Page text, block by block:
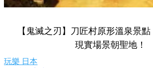
【鬼滅之刃】刀匠村原形溫泉景
現實場景朝聖地！
玩樂 日本